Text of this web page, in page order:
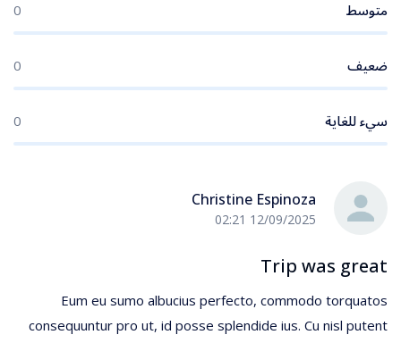
متوسط 0
ضعيف 0
سيء للغاية 0
Christine Espinoza
12/09/2025 02:21
Trip was great
Eum eu sumo albucius perfecto, commodo torquatos
consequuntur pro ut, id posse splendide ius. Cu nisl putent